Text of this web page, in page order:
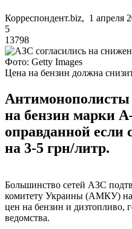
Корреспондент.biz, 1 апреля
5
13798
Фото: Getty Images
Цена на бензин должна
Антимонополисты
на бензин марки
оправданной если
на 3-5 грн/литр.
Большинство сетей АЗС
комитету Украины (АМКУ)
цен на бензин и дизтопливо,
ведомства.